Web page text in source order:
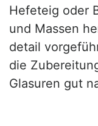
Hefeteig oder
und Massen
detail
die
Glasuren gut